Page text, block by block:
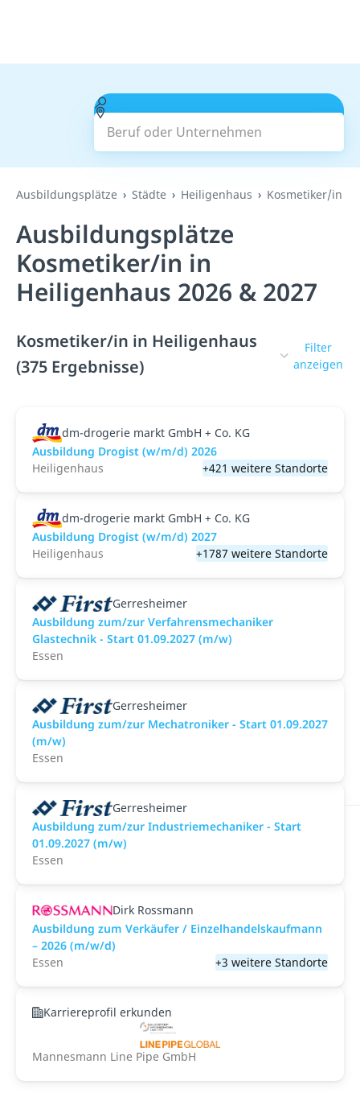
Beruf oder Unternehmen
Suchen
Ausbildungsplätze Städte Heiligenhaus Kosmetiker/in
Ausbildungsplätze
Kosmetiker/in in
Heiligenhaus 2026 & 2027
Kosmetiker/in in Heiligenhaus
(375 Ergebnisse)
Filter
anzeigen
dm-drogerie markt GmbH + Co. KG
Ausbildung Drogist (w/m/d) 2026
Heiligenhaus
+421 weitere Standorte
dm-drogerie markt GmbH + Co. KG
Ausbildung Drogist (w/m/d) 2027
Heiligenhaus
+1787 weitere Standorte
Gerresheimer
Ausbildung zum/zur Verfahrensmechaniker
Glastechnik - Start 01.09.2027 (m/w)
Essen
Gerresheimer
Ausbildung zum/zur Mechatroniker - Start 01.09.2027
(m/w)
Essen
Gerresheimer
Ausbildung zum/zur Industriemechaniker - Start
01.09.2027 (m/w)
Essen
Dirk Rossmann
Ausbildung zum Verkäufer / Einzelhandelskaufmann
– 2026 (m/w/d)
Essen
+3 weitere Standorte
Karriereprofil erkunden
Mannesmann Line Pipe GmbH